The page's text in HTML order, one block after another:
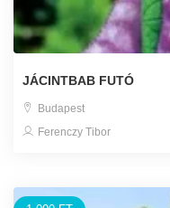
JÁCINTBAB FUTÓ
Budapest
Ferenczy Tibor